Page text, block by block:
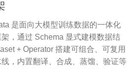
是面向大模型训练数据的一体化
，通过 Schema 显式建模数据结
+ Operator 搭建可组合、可复用
，内置翻译、合成、蒸馏、验证等